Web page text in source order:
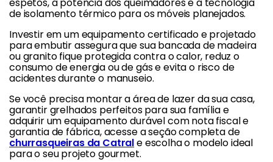
espetos, a potência dos queimadores e a tecnologia
de isolamento térmico para os móveis planejados.
Investir em um equipamento certificado e projetado
para embutir assegura que sua bancada de madeira
ou granito fique protegida contra o calor, reduz o
consumo de energia ou de gás e evita o risco de
acidentes durante o manuseio.
Se você precisa montar a área de lazer da sua casa,
garantir grelhados perfeitos para sua família e
adquirir um equipamento durável com nota fiscal e
garantia de fábrica, acesse a seção completa de
churrasqueiras da Catrale escolha o modelo ideal
para o seu projeto gourmet.